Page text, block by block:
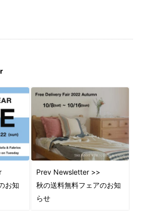
お知
Prev Newsletter >>
秋の送料無料フェアのお知
らせ